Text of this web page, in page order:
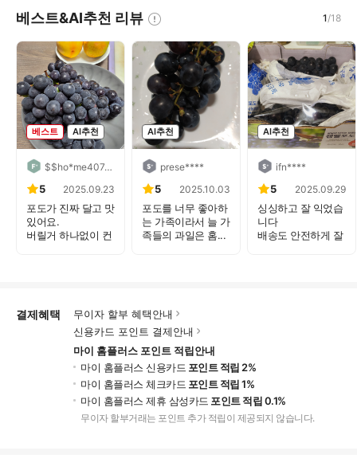
베스트&AI추천 리뷰 1/18
베스트 AI추천
$$ho*me4074dd32****
5 2025.09.23
포도가 진짜 달고 맛
있어요.
버릴거 하나없이 컨
AI추천
prese****
5 2025.10.03
포도를 너무 좋아하
는 가족이라서 늘 가
족들의 과일은 홈...
AI추천
ifn****
5 2025.09.29
싱싱하고 잘 익었습
니다
배송도 안전하게 잘
결제혜택
무이자 할부 혜택안내
신용카드 포인트 결제안내
마이 홈플러스 포인트 적립안내
마이 홈플러스 신용카드 포인트 적립 2%
마이 홈플러스 체크카드 포인트 적립 1%
마이 홈플러스 제휴 삼성카드 포인트 적립 0.1%
무이자 할부거래는 포인트 추가 적립이 제공되지 않습니다.